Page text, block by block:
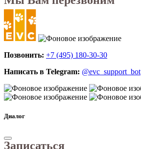
Позвонить: +7 (495) 180-30-30
Написать в Telegram: @evc_support_bot
Диалог
Записаться